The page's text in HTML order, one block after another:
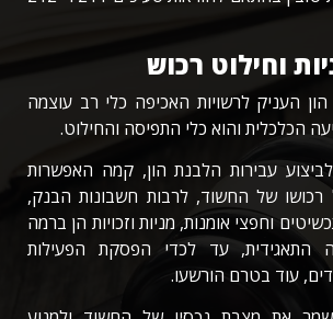
וחילוט רכוש
העניק לרשויות האכיפה כלי רב עוצמה
הכלכלית והוא כלי התפיסה והחילוט.
עבירות הלבנת הון, קמה האפשרות
רכושו של החשוד, לרבות חשבונות הבנק,
וחפצי אומנות, מניות וזכויות הן ברמה
התאגידית, עד לכדי הפסקת הפעילות
עוד בטרם הורשעו.